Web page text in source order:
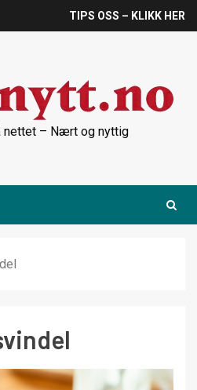
TIPS OSS – KLIKK HER
nettet – Nært og nyttig